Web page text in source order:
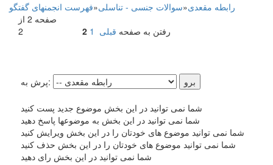
فهرست انجمنهای گفتگو»سوالات جنسی - تناسلی»رابطه مقعدی
صفحه 2 از
2
رفتن به صفحه قبلی 1
2
پرش به:
شما نمی توانید در این بخش موضوع جدید پست کنید
شما نمی توانید در این بخش به موضوعها پاسخ دهید
شما نمی توانید موضوع های خودتان را در این بخش ویرایش کنید
شما نمی توانید موضوع های خودتان را در این بخش حذف کنید
شما نمی توانید در این بخش رای دهید